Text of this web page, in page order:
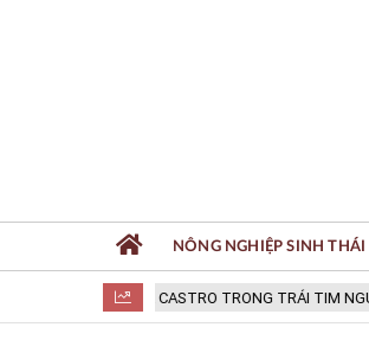
FIDEL CASTRO TRONG TRÁI TIM NGƯỜI VIỆT
NÔNG NGHIỆP SINH THÁI